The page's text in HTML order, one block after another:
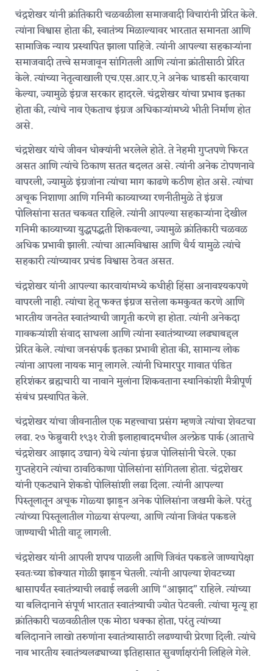
चंद्रशेखर यांनी क्रांतिकारी चळवळीला समाजवादी विचारांनी प्रेरित केले.
त्यांना विश्वास होता की, स्वातंत्र्य मिळाल्यावर भारतात समानता आणि
सामाजिक न्याय प्रस्थापित झाला पाहिजे. त्यांनी आपल्या सहकाऱ्यांना
समाजवादी तत्त्वे समजावून सांगितली आणि त्यांना क्रांतीसाठी प्रेरित
केले. त्यांच्या नेतृत्वाखाली एच.एस.आर.ए.ने अनेक धाडसी कारवाया
केल्या, ज्यामुळे इंग्रज सरकार हादरले. चंद्रशेखर यांचा प्रभाव इतका
होता की, त्यांचे नाव ऐकताच इंग्रज अधिकाऱ्यांमध्ये भीती निर्माण होत
असे.
चंद्रशेखर यांचे जीवन धोक्यांनी भरलेले होते. ते नेहमी गुप्तपणे फिरत
असत आणि त्यांचे ठिकाण सतत बदलत असे. त्यांनी अनेक टोपणनावे
वापरली, ज्यामुळे इंग्रजांना त्यांचा माग काढणे कठीण होत असे. त्यांचा
अचूक निशाणा आणि गनिमी काव्याच्या रणनीतीमुळे ते इंग्रज
पोलिसांना सतत चकवत राहिले. त्यांनी आपल्या सहकाऱ्यांना देखील
गनिमी काव्याच्या युद्धपद्धती शिकवल्या, ज्यामुळे क्रांतिकारी चळवळ
अधिक प्रभावी झाली. त्यांचा आत्मविश्वास आणि धैर्य यामुळे त्यांचे
सहकारी त्यांच्यावर प्रचंड विश्वास ठेवत असत.
चंद्रशेखर यांनी आपल्या कारवायांमध्ये कधीही हिंसा अनावश्यकपणे
वापरली नाही. त्यांचा हेतू फक्त इंग्रज सत्तेला कमकुवत करणे आणि
भारतीय जनतेत स्वातंत्र्याची जागृती करणे हा होता. त्यांनी अनेकदा
गावकऱ्यांशी संवाद साधला आणि त्यांना स्वातंत्र्याच्या लढ्याबद्दल
प्रेरित केले. त्यांचा जनसंपर्क इतका प्रभावी होता की, सामान्य लोक
त्यांना आपला नायक मानू लागले. त्यांनी धिमारपुर गावात पंडित
हरिशंकर ब्रह्मचारी या नावाने मुलांना शिकवताना स्थानिकांशी मैत्रीपूर्ण
संबंध प्रस्थापित केले.
चंद्रशेखर यांचा जीवनातील एक महत्त्वाचा प्रसंग म्हणजे त्यांचा शेवटचा
लढा. २७ फेब्रुवारी १९३१ रोजी इलाहाबादमधील अल्फ्रेड पार्क (आताचे
चंद्रशेखर आझाद उद्यान) येथे त्यांना इंग्रज पोलिसांनी घेरले. एका
गुप्तहेराने त्यांचा ठावठिकाणा पोलिसांना सांगितला होता. चंद्रशेखर
यांनी एकट्याने शेकडो पोलिसांशी लढा दिला. त्यांनी आपल्या
पिस्तूलातून अचूक गोळ्या झाडून अनेक पोलिसांना जखमी केले. परंतु
त्यांच्या पिस्तूलातील गोळ्या संपल्या, आणि त्यांना जिवंत पकडले
जाण्याची भीती वाटू लागली.
चंद्रशेखर यांनी आपली शपथ पाळली आणि जिवंत पकडले जाण्यापेक्षा
स्वतःच्या डोक्यात गोळी झाडून घेतली. त्यांनी आपल्या शेवटच्या
श्वासापर्यंत स्वातंत्र्याची लढाई लढली आणि “आझाद” राहिले. त्यांच्या
या बलिदानाने संपूर्ण भारतात स्वातंत्र्याची ज्योत पेटवली. त्यांचा मृत्यू हा
क्रांतिकारी चळवळीतील एक मोठा धक्का होता, परंतु त्यांच्या
बलिदानाने लाखो तरुणांना स्वातंत्र्यासाठी लढण्याची प्रेरणा दिली. त्यांचे
नाव भारतीय स्वातंत्र्यलढ्याच्या इतिहासात सुवर्णाक्षरांनी लिहिले गेले.